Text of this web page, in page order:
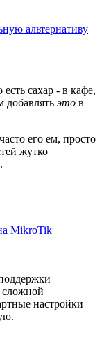
альтернативу
сахар - в кафе,
добавлять это в
его ем, просто
жутко
MikroTik
сложной
настройки